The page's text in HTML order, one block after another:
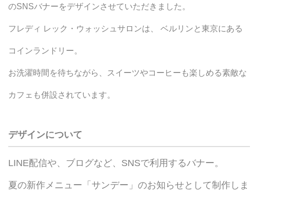
のSNSバナーをデザインさせていただきました。
フレディ レック・ウォッシュサロンは、 ベルリンと東京にある
コインランドリー。
お洗濯時間を待ちながら、スイーツやコーヒーも楽しめる素敵な
カフェも併設されています。
デザインについて
LINE配信や、ブログなど、SNSで利用するバナー。
夏の新作メニュー「サンデー」のお知らせとして制作しま